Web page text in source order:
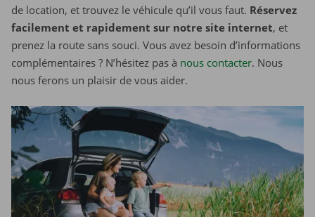
de location, et trouvez le véhicule qu’il vous faut. Réservez
facilement et rapidement sur notre site internet, et
prenez la route sans souci. Vous avez besoin d’informations
complémentaires ? N’hésitez pas à nous contacter. Nous
nous ferons un plaisir de vous aider.